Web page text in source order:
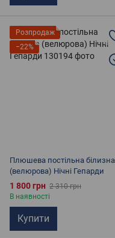
Розпродаж
−22%
Плюшева постільна білизна
(велюрова) Нічні Гепарди
1 800 грн 2 310 грн
В наявності
Купити